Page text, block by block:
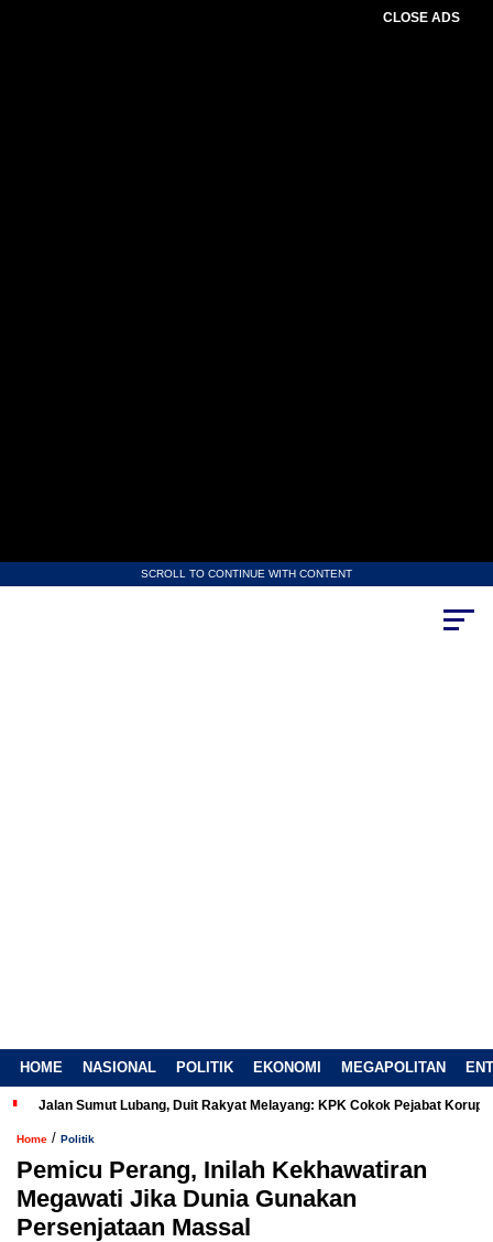
CLOSE ADS
SCROLL TO CONTINUE WITH CONTENT
HOME NASIONAL POLITIK EKONOMI MEGAPOLITAN
Jalan Sumut Lubang, Duit Rakyat Melayang: KPK Cokok Pejabat Korup
Home / Politik
Pemicu Perang, Inilah Kekhawatiran
Megawati Jika Dunia Gunakan
Persenjataan Massal